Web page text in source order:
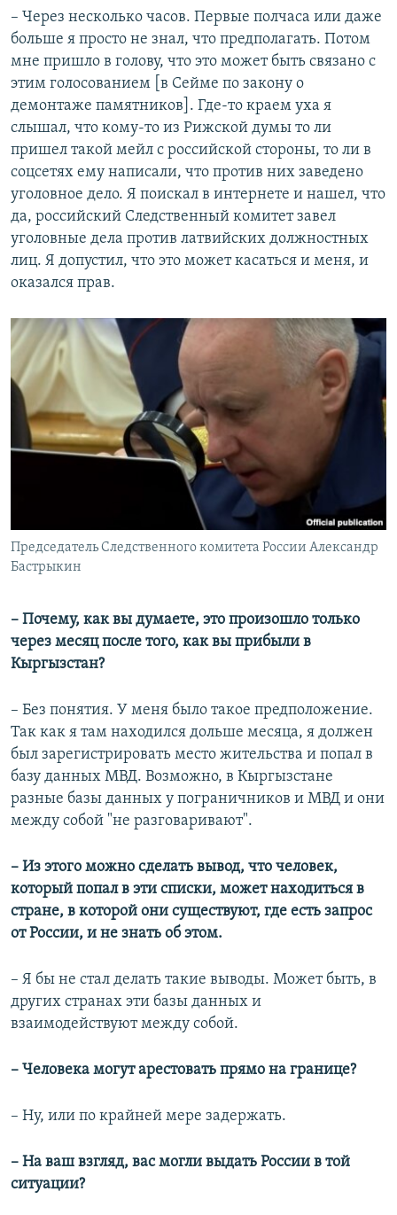
– Через несколько часов. Первые полчаса или даже
больше я просто не знал, что предполагать. Потом
мне пришло в голову, что это может быть связано с
этим голосованием [в Сейме по закону о
демонтаже памятников]. Где-то краем уха я
слышал, что кому-то из Рижской думы то ли
пришел такой мейл с российской стороны, то ли в
соцсетях ему написали, что против них заведено
уголовное дело. Я поискал в интернете и нашел, что
да, российский Следственный комитет завел
уголовные дела против латвийских должностных
лиц. Я допустил, что это может касаться и меня, и
оказался прав.
Председатель Следственного комитета России Александр
Бастрыкин
– Почему, как вы думаете, это произошло только
через месяц после того, как вы прибыли в
Кыргызстан?
– Без понятия. У меня было такое предположение.
Так как я там находился дольше месяца, я должен
был зарегистрировать место жительства и попал в
базу данных МВД. Возможно, в Кыргызстане
разные базы данных у пограничников и МВД и они
между собой "не разговаривают".
– Из этого можно сделать вывод, что человек,
который попал в эти списки, может находиться в
стране, в которой они существуют, где есть запрос
от России, и не знать об этом.
– Я бы не стал делать такие выводы. Может быть, в
других странах эти базы данных и
взаимодействуют между собой.
– Человека могут арестовать прямо на границе?
– Ну, или по крайней мере задержать.
– На ваш взгляд, вас могли выдать России в той
ситуации?